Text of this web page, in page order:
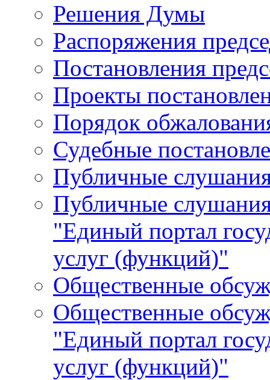
Решения Думы
Распоряжения
Постановления
Проекты
Порядок
Судебные
Публичные
Публичные
"Единый портал
услуг (функций)"
Общественные
Общественные
"Единый портал
услуг (функций)"